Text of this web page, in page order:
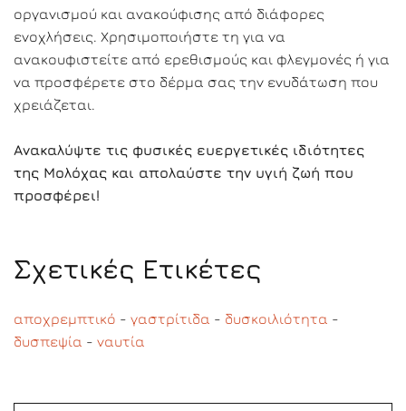
οργανισμού και ανακούφισης από διάφορες
ενοχλήσεις. Χρησιμοποιήστε τη για να
ανακουφιστείτε από ερεθισμούς και φλεγμονές ή για
να προσφέρετε στο δέρμα σας την ενυδάτωση που
χρειάζεται.
Ανακαλύψτε τις φυσικές ευεργετικές ιδιότητες
της Μολόχας και απολαύστε την υγιή ζωή που
προσφέρει!
Σχετικές Ετικέτες
αποχρεμπτικό - γαστρίτιδα - δυσκοιλιότητα -
δυσπεψία - ναυτία